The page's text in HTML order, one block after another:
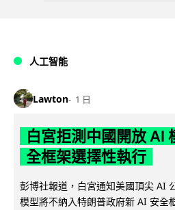
人工智能
Lawton 1 日
白宮拒測中國開放 AI
全框架選擇性執行
彭博社報道，白宮通知美國頂尖 AI
模型將不納入特朗普政府新 AI 安全